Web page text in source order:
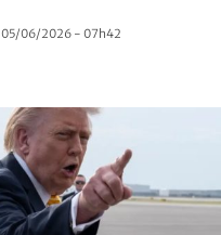
05/06/2026 - 07h42